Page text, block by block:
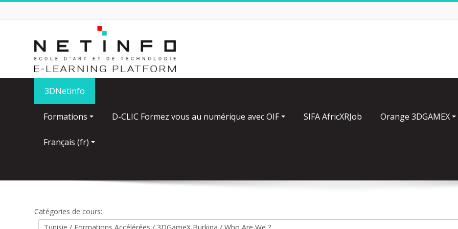
Passer
3DNetinfo
Formations D-CLIC Formez vous au numérique avec OIF SIFA AfricXRJob Orange 3DGAMEX
Français ‎(fr)‎
Catégories de cours: